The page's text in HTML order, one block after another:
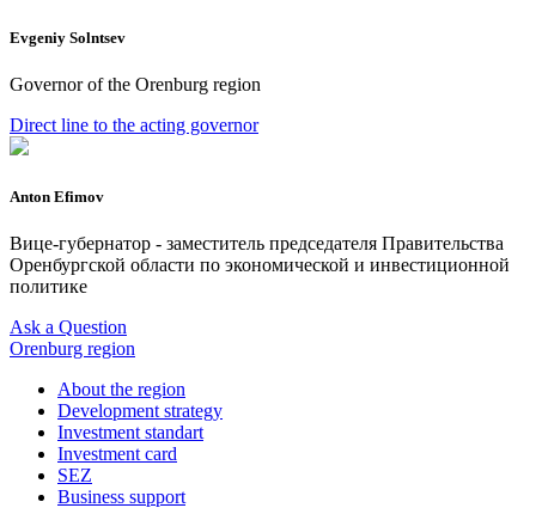
Evgeniy Solntsev
Governor of the Orenburg region
Direct line to the acting governor
Anton Efimov
Вице-губернатор - заместитель председателя Правительства
Оренбургской области по экономической и инвестиционной
политике
Ask a Question
Orenburg region
About the region
Development strategy
Investment standart
Investment card
SEZ
Business support